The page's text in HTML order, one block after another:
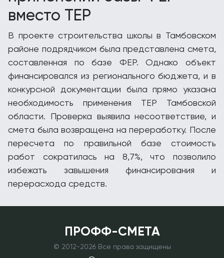
вместо ТЕР
В проекте строительства школы в Тамбовском
районе подрядчиком была представлена смета,
составленная по базе ФЕР. Однако объект
финансировался из регионального бюджета, и в
конкурсной документации была прямо указана
необходимость применения ТЕР Тамбовской
области. Проверка выявила несоответствие, и
смета была возвращена на переработку. После
пересчета по правильной базе стоимость
работ сократилась на 8,7%, что позволило
избежать завышения финансирования и
перерасхода средств.
ПРОФФ-СМЕТА
© 2012-2026 Все права защищены